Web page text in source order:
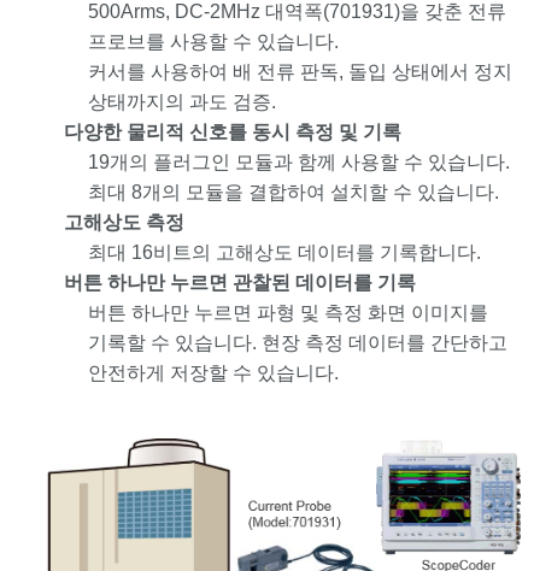
500Arms, DC-2MHz 대역폭(701931)을 갖춘 전류
프로브를 사용할 수 있습니다.
커서를 사용하여 배 전류 판독, 돌입 상태에서 정지
상태까지의 과도 검증.
다양한 물리적 신호를 동시 측정 및 기록
19개의 플러그인 모듈과 함께 사용할 수 있습니다.
최대 8개의 모듈을 결합하여 설치할 수 있습니다.
고해상도 측정
최대 16비트의 고해상도 데이터를 기록합니다.
버튼 하나만 누르면 관찰된 데이터를 기록
버튼 하나만 누르면 파형 및 측정 화면 이미지를
기록할 수 있습니다. 현장 측정 데이터를 간단하고
안전하게 저장할 수 있습니다.